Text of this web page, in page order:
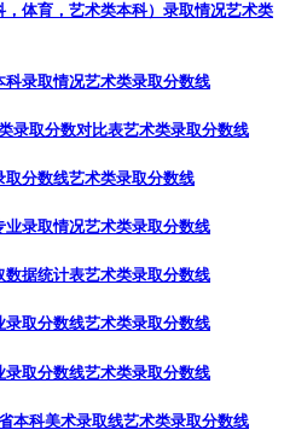
体育，艺术类本科）录取情况艺术类
科录取情况艺术类录取分数线
录取分数对比表艺术类录取分数线
取分数线艺术类录取分数线
业录取情况艺术类录取分数线
数据统计表艺术类录取分数线
录取分数线艺术类录取分数线
录取分数线艺术类录取分数线
本科美术录取线艺术类录取分数线